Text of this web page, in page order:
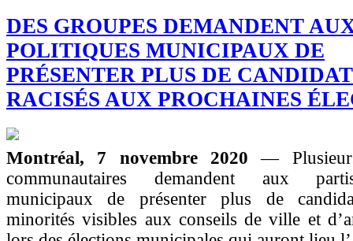
DES GROUPES DEMANDENT
POLITIQUES MUNICIPAUX DE
PRÉSENTER PLUS DE
RACISÉS AUX PROCHAINES
Montréal, 7 novembre 2020—
communautaires demandent aux
municipaux de présenter plus de
minorités visibles aux conseils de ville et